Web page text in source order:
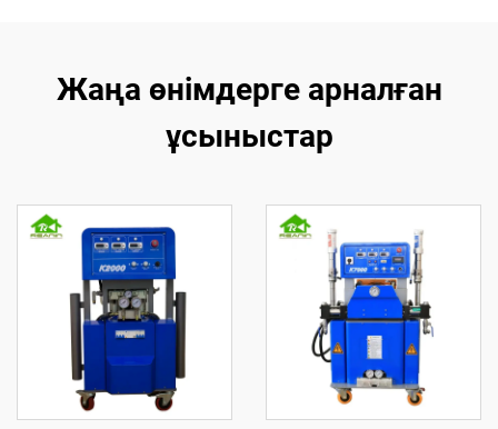
Жаңа өнімдерге арналған
ұсыныстар